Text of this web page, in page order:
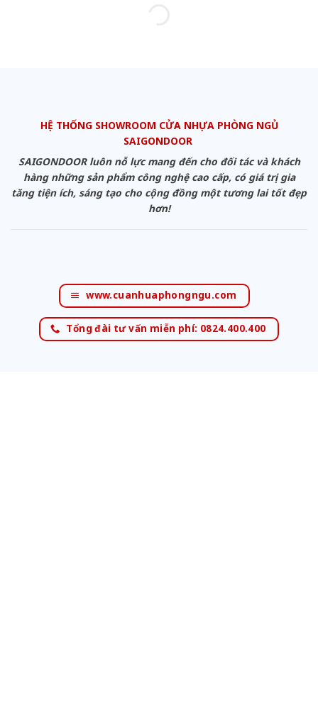
HỆ THỐNG SHOWROOM CỬA NHỰA PHÒNG NGỦ
SAIGONDOOR
SAIGONDOOR luôn nỗ lực mang đến cho đối tác và khách
hàng những sản phẩm công nghệ cao cấp, có giá trị gia
tăng tiện ích, sáng tạo cho cộng đồng một tương lai tốt đẹp
hơn!
www.cuanhuaphongngu.com
Tổng đài tư vấn miễn phí: 0824.400.400